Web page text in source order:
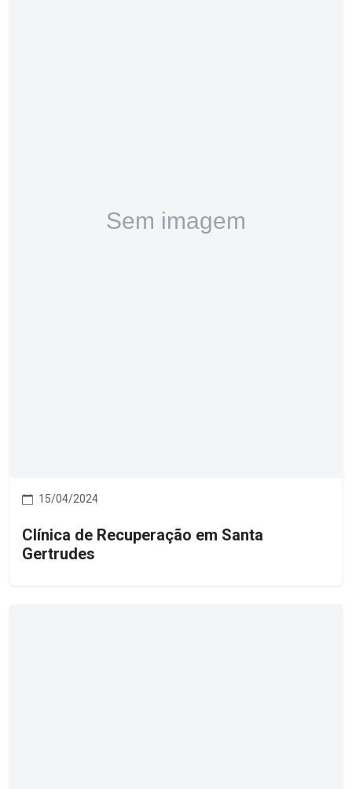
15/04/2024
Clínica de Recuperação em Santa
Gertrudes